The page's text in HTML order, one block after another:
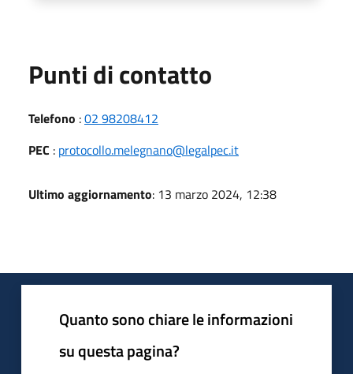
Punti di contatto
Telefono :02 98208412
PEC : protocollo.melegnano@legalpec.it
Ultimo aggiornamento: 13 marzo 2024, 12:38
Quanto sono chiare le informazioni
su questa pagina?